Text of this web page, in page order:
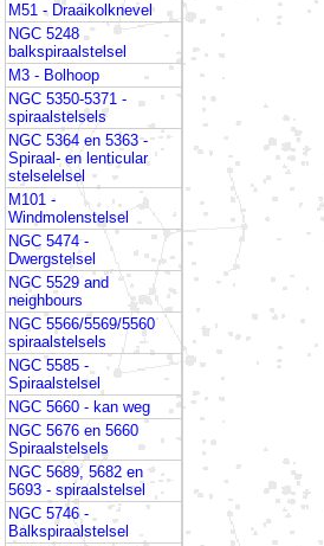
M51 - Draaikolknevel
NGC 5248
balkspiraalstelsel
M3 - Bolhoop
NGC 5350-5371 -
spiraalstelsels
NGC 5364 en 5363 -
Spiraal- en lenticular
stelselelsel
M101 -
Windmolenstelsel
NGC 5474 -
Dwergstelsel
NGC 5529 and
neighbours
NGC 5566/5569/5560
spiraalstelsels
NGC 5585 -
Spiraalstelsel
NGC 5660 - kan weg
NGC 5676 en 5660
Spiraalstelsels
NGC 5689, 5682 en
5693 - spiraalstelsel
NGC 5746 -
Balkspiraalstelsel